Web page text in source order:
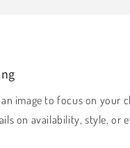
image to focus on your
on availability, style, or